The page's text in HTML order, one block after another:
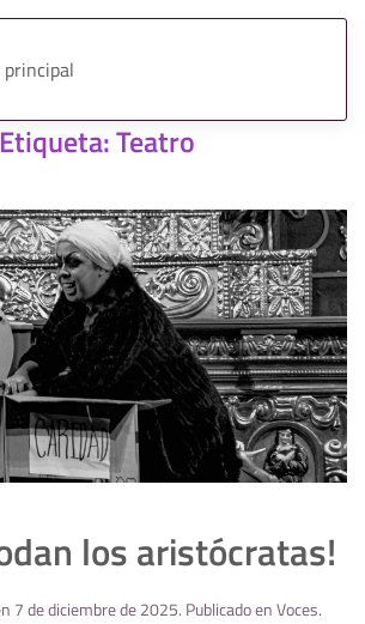
Etiqueta:Teatro
los aristócratas!
7 de diciembre de 2025. Publicado enVoces.